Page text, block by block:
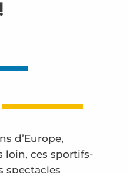
d’Europe,
loin, ces sportifs-
spectacles